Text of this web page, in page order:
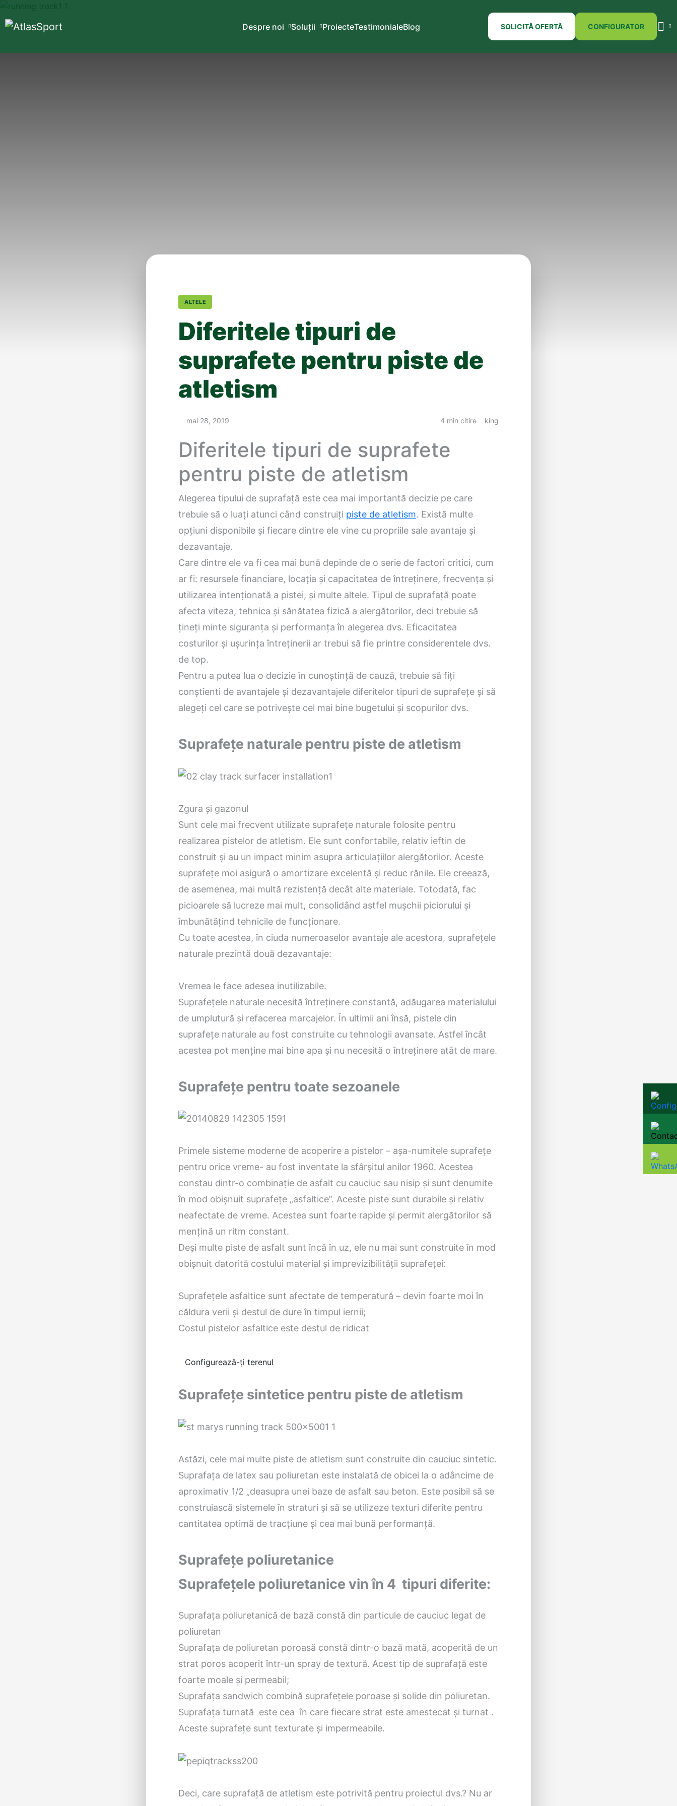
Despre noi Soluții ProiecteTestimonialeBlog SOLICITĂ OFERTĂ CONFIGURATOR
ALTELE
Diferitele tipuri de
suprafete pentru piste de
atletism
mai 28, 2019 4 min citire king
Diferitele tipuri de suprafete
pentru piste de atletism
Alegerea tipului de suprafață este cea mai importantă decizie pe care
trebuie să o luați atunci când construiți piste de atletism. Există multe
opțiuni disponibile și fiecare dintre ele vine cu propriile sale avantaje și
dezavantaje.
Care dintre ele va fi cea mai bună depinde de o serie de factori critici, cum
ar fi: resursele financiare, locația și capacitatea de întreținere, frecvența și
utilizarea intenționată a pistei, și multe altele. Tipul de suprafață poate
afecta viteza, tehnica și sănătatea fizică a alergătorilor, deci trebuie să
țineți minte siguranța și performanța în alegerea dvs. Eficacitatea
costurilor și ușurința întreținerii ar trebui să fie printre considerentele dvs.
de top.
Pentru a putea lua o decizie în cunoștință de cauză, trebuie să fiți
conștienti de avantajele și dezavantajele diferitelor tipuri de suprafețe și să
alegeți cel care se potrivește cel mai bine bugetului și scopurilor dvs.
Suprafețe naturale pentru piste de atletism
Zgura și gazonul
Sunt cele mai frecvent utilizate suprafețe naturale folosite pentru
realizarea pistelor de atletism. Ele sunt confortabile, relativ ieftin de
construit și au un impact minim asupra articulațiilor alergătorilor. Aceste
suprafețe moi asigură o amortizare excelentă și reduc rănile. Ele creează,
de asemenea, mai multă rezistență decât alte materiale. Totodată, fac
picioarele să lucreze mai mult, consolidând astfel mușchii piciorului și
îmbunătățind tehnicile de funcționare.
Cu toate acestea, în ciuda numeroaselor avantaje ale acestora, suprafețele
naturale prezintă două dezavantaje:
Vremea le face adesea inutilizabile.
Suprafețele naturale necesită întreținere constantă, adăugarea materialului
de umplutură și refacerea marcajelor. În ultimii ani însă, pistele din
suprafețe naturale au fost construite cu tehnologii avansate. Astfel încât
acestea pot menține mai bine apa și nu necesită o întreținere atât de mare.
Suprafețe pentru toate sezoanele
Primele sisteme moderne de acoperire a pistelor – așa-numitele suprafețe
pentru orice vreme- au fost inventate la sfârșitul anilor 1960. Acestea
constau dintr-o combinație de asfalt cu cauciuc sau nisip și sunt denumite
în mod obișnuit suprafețe „asfaltice”. Aceste piste sunt durabile și relativ
neafectate de vreme. Acestea sunt foarte rapide și permit alergătorilor să
mențină un ritm constant.
Deși multe piste de asfalt sunt încă în uz, ele nu mai sunt construite în mod
obișnuit datorită costului material și imprevizibilității suprafeței:
Suprafețele asfaltice sunt afectate de temperatură – devin foarte moi în
căldura verii și destul de dure în timpul iernii;
Costul pistelor asfaltice este destul de ridicat
Configurează-ți terenul
Suprafețe sintetice pentru piste de atletism
Astăzi, cele mai multe piste de atletism sunt construite din cauciuc sintetic.
Suprafața de latex sau poliuretan este instalată de obicei la o adâncime de
aproximativ 1/2 „deasupra unei baze de asfalt sau beton. Este posibil să se
construiască sistemele în straturi și să se utilizeze texturi diferite pentru
cantitatea optimă de tracțiune și cea mai bună performanță.
Suprafețe poliuretanice
Suprafețele poliuretanice vin în 4 tipuri diferite:
Suprafața poliuretanică de bază constă din particule de cauciuc legat de
poliuretan
Suprafața de poliuretan poroasă constă dintr-o bază mată, acoperită de un
strat poros acoperit într-un spray de textură. Acest tip de suprafață este
foarte moale și permeabil;
Suprafața sandwich combină suprafețele poroase și solide din poliuretan.
Suprafața turnată este cea în care fiecare strat este amestecat și turnat .
Aceste suprafețe sunt texturate și impermeabile.
Deci, care suprafață de atletism este potrivită pentru proiectul dvs.? Nu ar